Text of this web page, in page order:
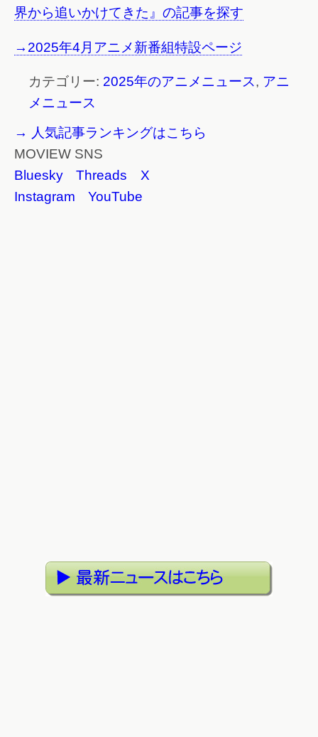
界から追いかけてきた』の記事を探す
→2025年4月アニメ新番組特設ページ
カテゴリー: 2025年のアニメニュース, アニ
メニュース
→ 人気記事ランキングはこちら
MOVIEW SNS
Bluesky
Threads
X
Instagram
YouTube